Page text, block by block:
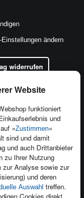
Website
funktioniert
und
»Zustimmen«
sind und damit
und auch Drittanbieter
zu Ihrer Nutzung
zur Analyse sowie zur
und deren
Auswahl treffen.
Rights
schreiben
Einstellungen ändern
widerrufen